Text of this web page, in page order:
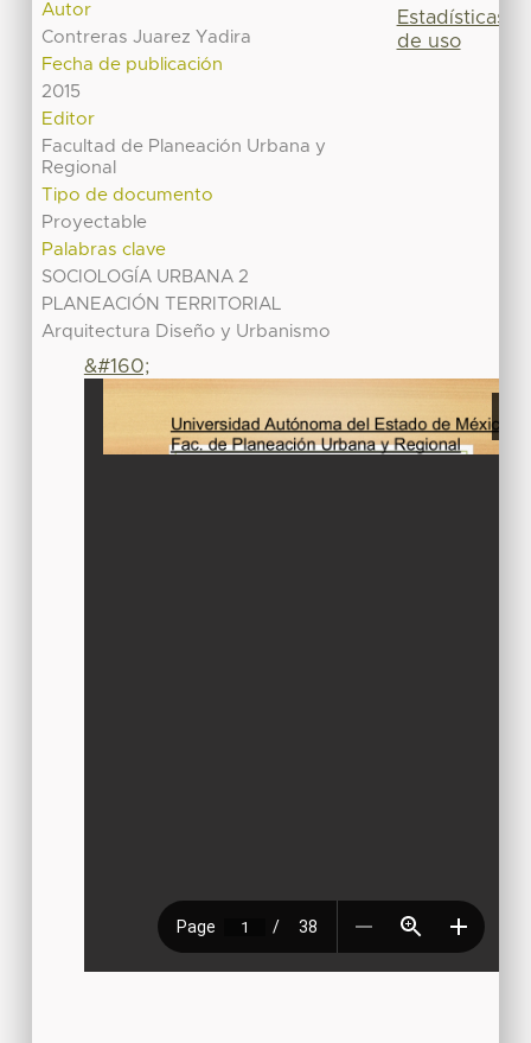
Autor
Contreras Juarez Yadira
Fecha de publicación
2015
Editor
Facultad de Planeación Urbana y
Regional
Tipo de documento
Proyectable
Palabras clave
SOCIOLOGÍA URBANA 2
PLANEACIÓN TERRITORIAL
Arquitectura Diseño y Urbanismo
&#160;
Estadísticas
de uso